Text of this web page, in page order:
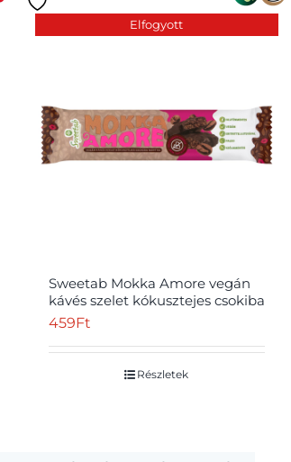
Elfogyott
Sweetab Mokka Amore vegán
kávés szelet kókusztejes csokiba
mártva 35 g
459Ft
Részletek